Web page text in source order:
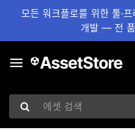
모든 워크플로를 위한 툴·
개발 — 전
에셋 검색